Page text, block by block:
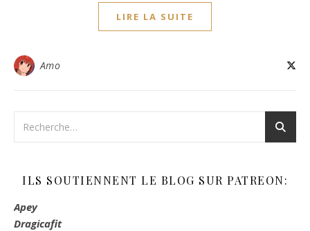
LIRE LA SUITE
Amo
ILS SOUTIENNENT LE BLOG SUR PATREON:
Apey
Dragicafit